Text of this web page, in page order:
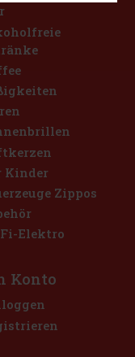
Ore glass
Kinder
Zippos
Elektro
Konto